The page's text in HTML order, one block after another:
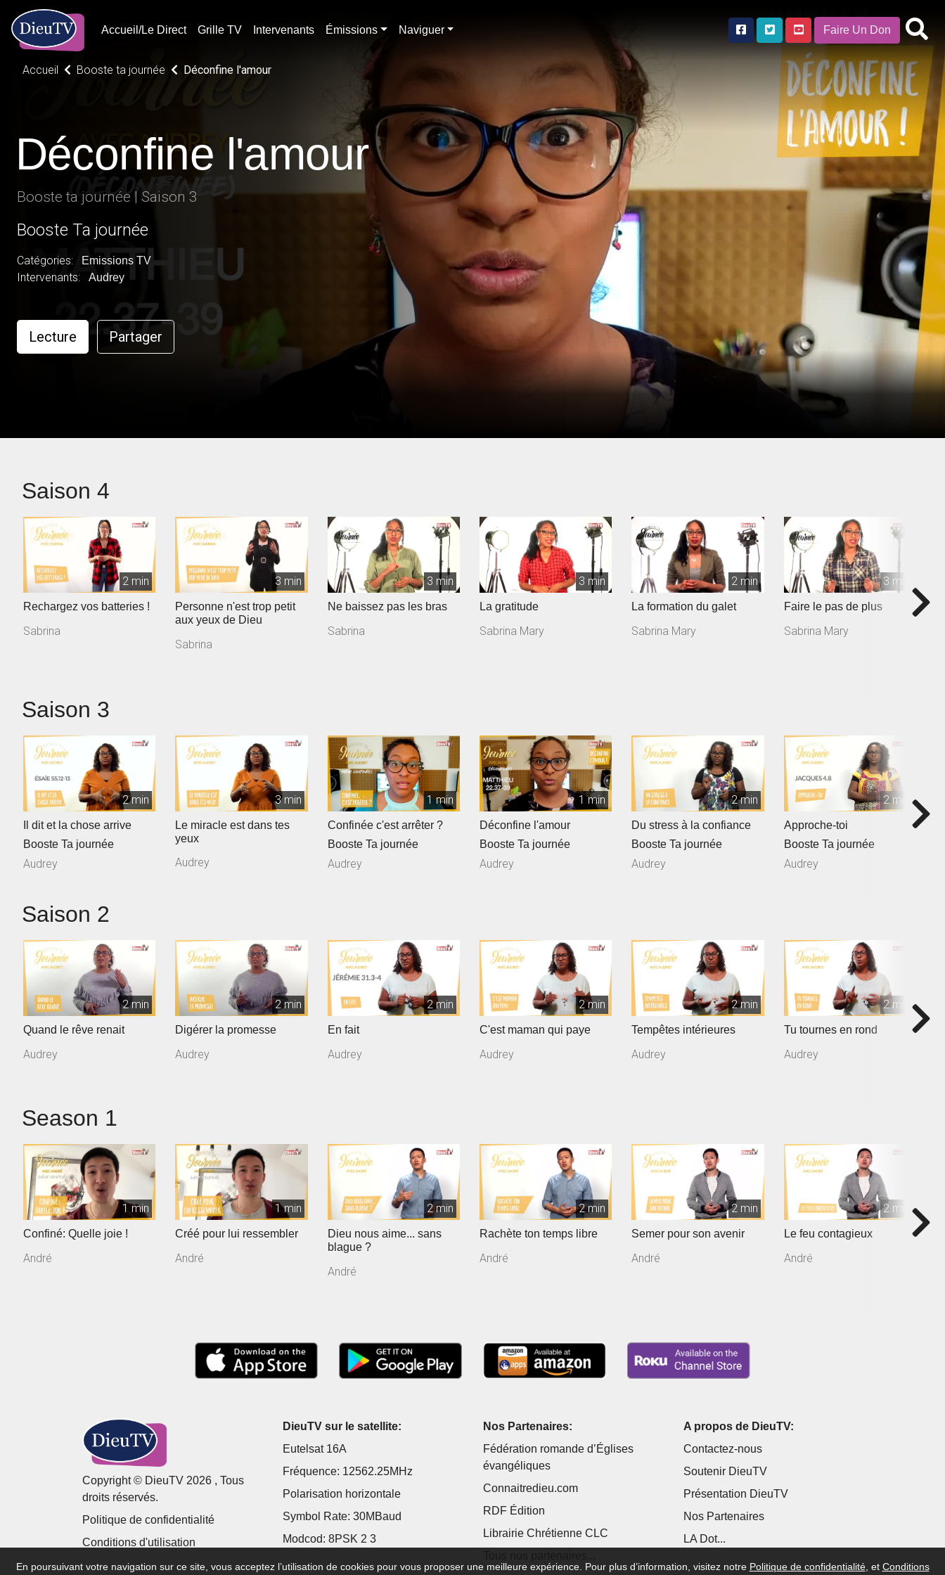
Accueil/Le Direct Grille TV Intervenants Émissions Naviguer Faire Un Don
Accueil Booste ta journée Déconfine l'amour
Déconfine l'amour
Booste ta journée | Saison 3
Booste Ta journée
Catégories: Emissions TV
Intervenants: Audrey
Lecture Partager
Saison 4
2 min
Rechargez vos batteries !
Sabrina
3 min
Personne n'est trop petit
aux yeux de Dieu
Sabrina
3 min
Ne baissez pas les bras
Sabrina
3 min
La gratitude
Sabrina Mary
2 min
La formation du galet
Sabrina Mary
3 min
Faire le pas de plus
Sabrina Mary
Saison 3
2 min
Il dit et la chose arrive
Booste Ta journée
Audrey
3 min
Le miracle est dans tes
yeux
Audrey
1 min
Confinée c'est arrêter ?
Booste Ta journée
Audrey
1 min
Déconfine l'amour
Booste Ta journée
Audrey
2 min
Du stress à la confiance
Booste Ta journée
Audrey
2 min
Approche-toi
Booste Ta journée
Audrey
Saison 2
2 min
Quand le rêve renait
Audrey
2 min
Digérer la promesse
Audrey
2 min
En fait
Audrey
2 min
C'est maman qui paye
Audrey
2 min
Tempêtes intérieures
Audrey
2 min
Tu tournes en rond
Audrey
Season 1
1 min
Confiné: Quelle joie !
André
1 min
Créé pour lui ressembler
André
2 min
Dieu nous aime... sans
blague ?
André
2 min
Rachète ton temps libre
André
2 min
Semer pour son avenir
André
2 min
Le feu contagieux
André
Copyright © DieuTV 2026 , Tous
droits réservés.
Politique de confidentialité
Conditions d'utilisation
DieuTV sur le satellite:
Eutelsat 16A
Fréquence: 12562.25MHz
Polarisation horizontale
Symbol Rate: 30MBaud
Modcod: 8PSK 2 3
Nos Partenaires:
Fédération romande d’Églises
évangéliques
Connaitredieu.com
RDF Édition
Librairie Chrétienne CLC
A propos de DieuTV:
Contactez-nous
Soutenir DieuTV
Présentation DieuTV
Nos Partenaires
LA Dot...
En poursuivant votre navigation sur ce site, vous acceptez l’utilisation de cookies pour vous proposer une meilleure expérience. Pour plus d’information, visitez notre Politique de confidentialité, et Conditions